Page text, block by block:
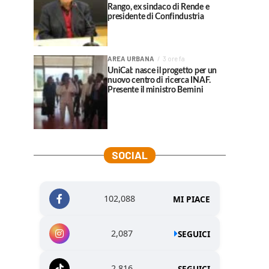
Rango, ex sindaco di Rende e
presidente di Confindustria
AREA URBANA 3 ore fa
UniCal: nasce il progetto per un
nuovo centro di ricerca INAF.
Presente il ministro Bernini
SOCIAL
102,088 MI PIACE
2,087 SEGUICI